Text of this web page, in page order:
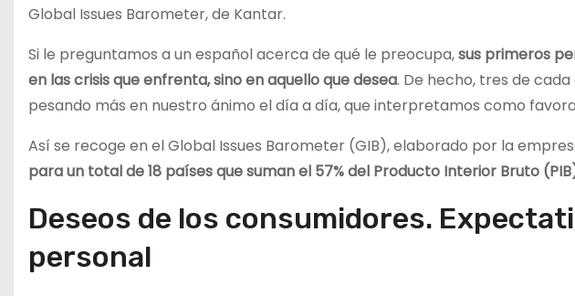
Global Issues Barometer, de Kantar.
Si le preguntamos a un español acerca de qué le preocupa,sus primeros
en las crisis que enfrenta, sino en aquello que desea. De hecho, tres de
pesando más en nuestro ánimo el día a día, que interpretamos como
Así se recoge en el Global Issues Barometer (GIB), elaborado por la
para un total de 18 países que suman el 57% del Producto Interior Bruto
Deseos de los consumidores.
personal